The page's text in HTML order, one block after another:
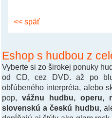
<< späť
Eshop s hudbou z
Vyberte si zo širokej ponuky
od CD, cez DVD. až po
obľúbeného interpréta, alebo
pop, vážnu hudbu, operu,
slovenskú a českú hudbu ,